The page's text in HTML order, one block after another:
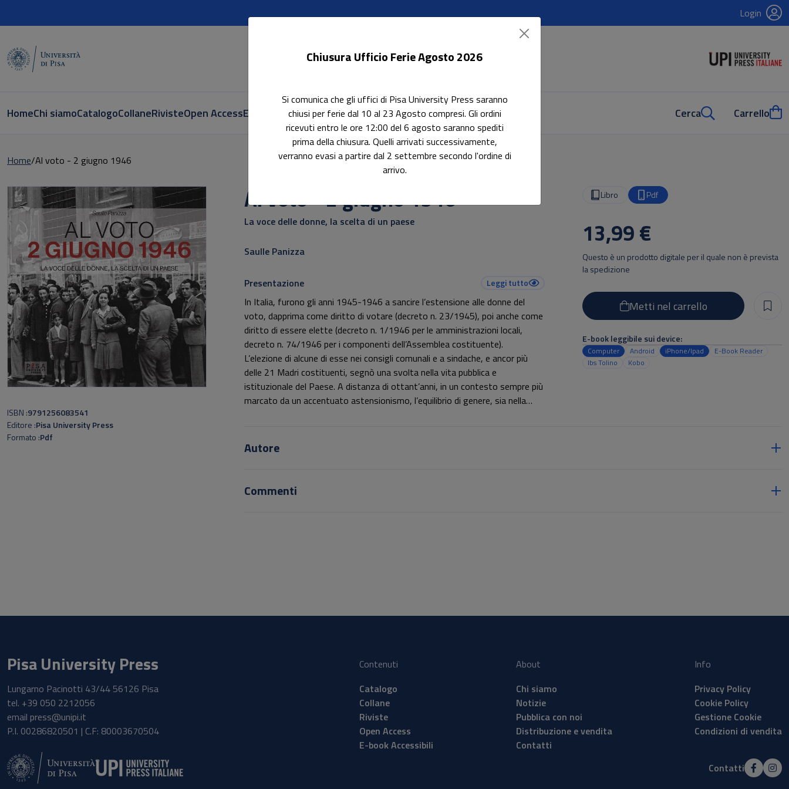
Login
HomeChi siamoCatalogoCollaneRivisteOpen AccessE-book AccessibiliIn evidenzaPubblica con noi Cerca Carrello
Home Al voto - 2 giugno 1946
Al voto - 2 giugno 1946
La voce delle donne, la scelta di un paese
Saulle Panizza
Presentazione Leggi tutto
In Italia, furono gli anni 1945-1946 a sancire l’estensione alle donne del
voto, dapprima come diritto di votare (decreto n. 23/1945), poi anche come
diritto di essere elette (decreto n. 1/1946 per le amministrazioni locali,
decreto n. 74/1946 per i componenti dell’Assemblea costituente).
L’elezione di alcune di esse nei consigli comunali e a sindache, e ancor più
delle 21 Madri costituenti, segnò una svolta nella vita pubblica e
istituzionale del Paese. A distanza di ottant’anni, in un contesto sempre più
marcato da un accentuato astensionismo, l’equilibrio di genere, sia nella
ISBN 9791256083541
Editore Pisa University Press
Formato Pdf
Libro Pdf
13,99 €
Metti nel carrello
Questo è un prodotto digitale per il quale non è prevista
la spedizione
E-book leggibile sui device:
Computer Android iPhone/Ipad
E-Book Reader
Ibs Tolino
Kobo
Autore
Commenti
Pisa University Press
Lungarno Pacinotti 43/44 56126 Pisa
tel. +39 050 2212056
email press@unipi.it
P.I. 00286820501 | C.F: 80003670504
Contenuti
Catalogo
Collane
Riviste
Open Access
E-book Accessibili
About
Chi siamo
Notizie
Pubblica con noi
Distribuzione e vendita
Contatti
Info
Privacy Policy
Cookie Policy
Gestione Cookie
Condizioni di vendita
Contatti
Chiusura Ufficio Ferie Agosto 2026
Si comunica che gli uffici di Pisa University Press saranno
chiusi per ferie dal 10 al 23 Agosto compresi. Gli ordini
ricevuti entro le ore 12:00 del 6 agosto saranno spediti
prima della chiusura. Quelli arrivati successivamente,
verranno evasi a partire dal 2 settembre secondo l'ordine di
arrivo.